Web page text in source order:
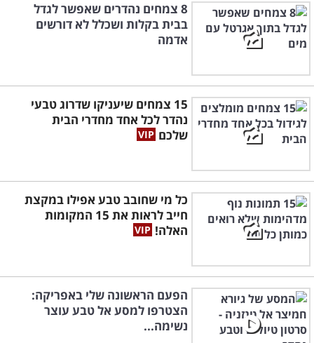
8 צמחים נהדרים שאפשר לגדל
בבית בקלות ושכלל לא דורשים
אדמה
15 צמחים שיעניקו שדרוג טבעי
נהדר לכל אחד מחדרי הבית
שלכם
כל מי שחובב טבע אפילו במקצת
חייב לראות את 15 המקומות
האלה!
הפעם הראשונה שלי באפריקה:
הצטרפו למסע אל טבע עוצר
נשימה...